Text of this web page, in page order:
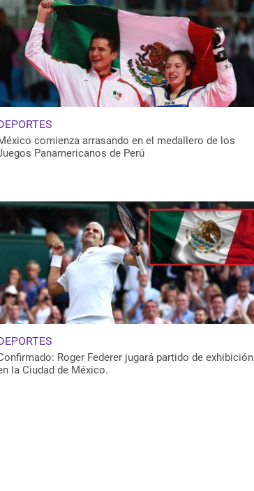
comienza arrasando en el medallero de los
Panamericanos de Perú
Roger Federer jugará partido de exhibición
la Ciudad de México.